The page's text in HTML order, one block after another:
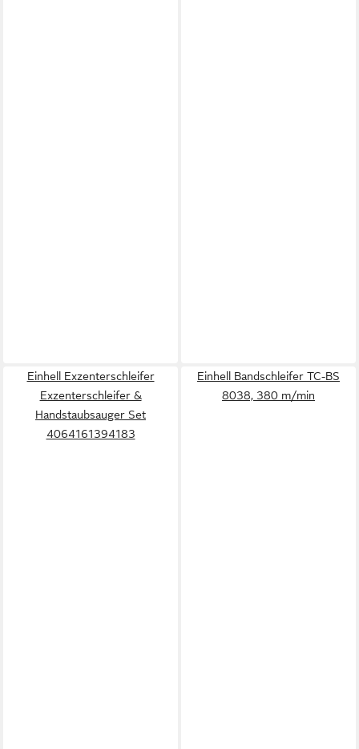
Einhell Exzenterschleifer
Exzenterschleifer &
Handstaubsauger Set
4064161394183
Einhell Bandschleifer TC-BS
8038, 380 m/min